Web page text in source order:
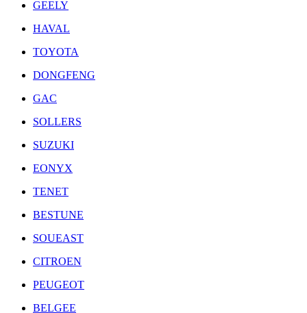
GEELY
HAVAL
TOYOTA
DONGFENG
GAC
SOLLERS
SUZUKI
EONYX
TENET
BESTUNE
SOUEAST
CITROEN
PEUGEOT
BELGEE